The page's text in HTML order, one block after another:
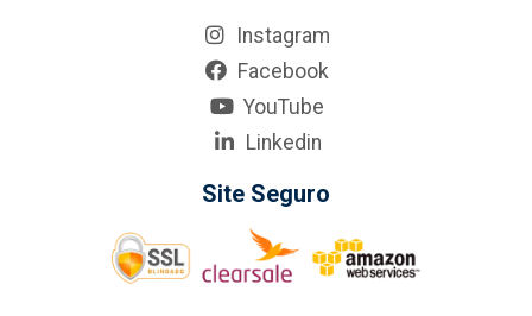
Instagram
Facebook
YouTube
Linkedin
Site Seguro